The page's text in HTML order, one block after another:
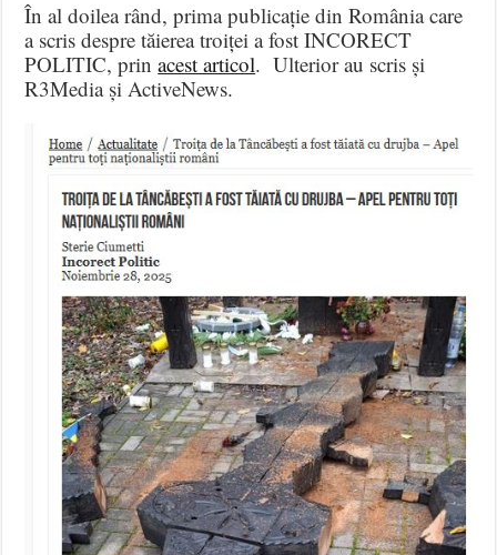
În al doilea rând, prima publicație din România care
a scris despre tăierea troiței a fost INCORECT
POLITIC, prinacest articol. Ulterior au scris și
R3Media și ActiveNews.